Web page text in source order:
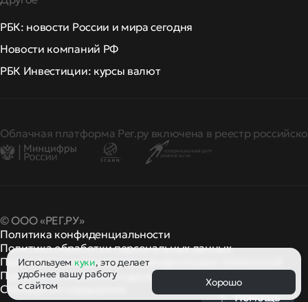
РБК: новости России и мира сегодня
Новости компаний РФ
РБК Инвестиции: курсы валют
Облачная платформа Рег.ру включена в реестр
© ООО «РЕГ.РУ»
Политика конфиденциальности
Политика обработки персональных данных
Правила применения рекомендательных технологий
Правила пользованияи другие
правила и политики
Сообщить о нарушении
Используем куки, это делает
удобнее вашу работу
с сайтом
Хорошо
Помощь